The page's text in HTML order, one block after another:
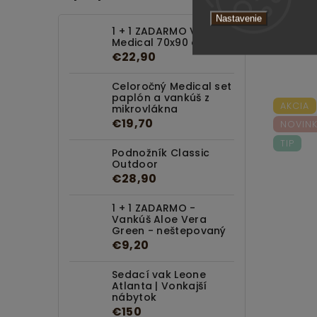
Nastavenie
1 + 1 ZADARMO Vankúš
Medical 70x90 cm
€22,90
Celoročný Medical set
paplón a vankúš z
mikrovlákna
€19,70
Podnožník Classic
Outdoor
€28,90
1 + 1 ZADARMO -
Vankúš Aloe Vera
Green - neštepovaný
€9,20
Sedací vak Leone
Atlanta | Vonkajší
nábytok
€150
AKCIA
TIP